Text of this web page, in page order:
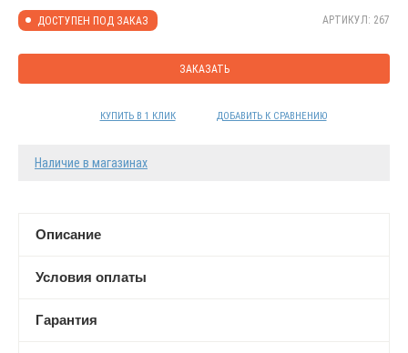
ДОСТУПЕН ПОД ЗАКАЗ АРТИКУЛ: 267
ЗАКАЗАТЬ
КУПИТЬ В 1 КЛИК ДОБАВИТЬ К СРАВНЕНИЮ
Наличие в магазинах
Описание
Условия оплаты
Гарантия